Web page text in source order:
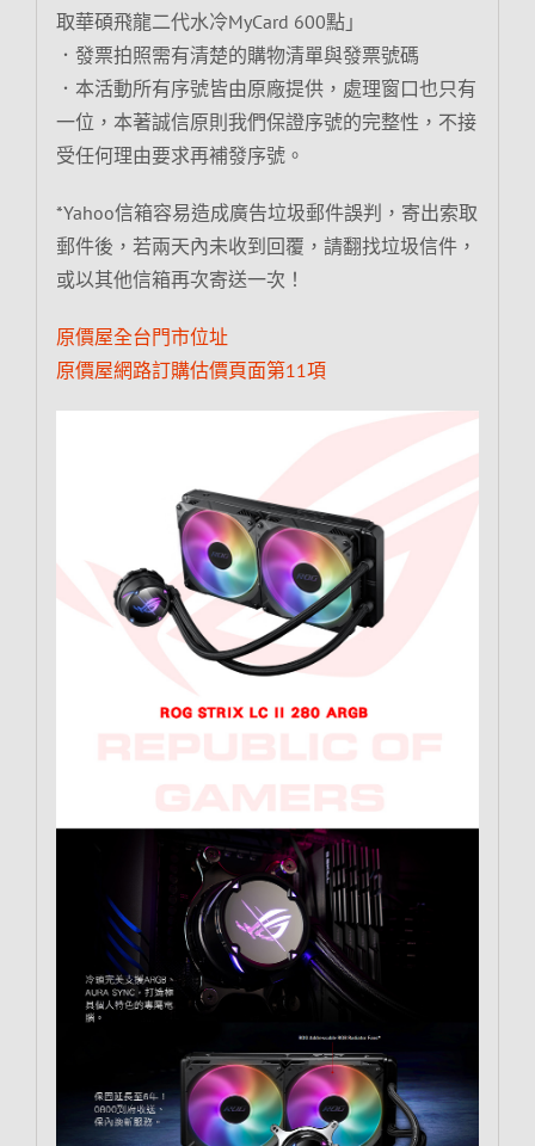
取華碩飛龍二代水冷MyCard 600點」
．發票拍照需有清楚的購物清單與發票號碼
．本活動所有序號皆由原廠提供，處理窗口也只有
一位，本著誠信原則我們保證序號的完整性，不接
受任何理由要求再補發序號。
*Yahoo信箱容易造成廣告垃圾郵件誤判，寄出索取
郵件後，若兩天內未收到回覆，請翻找垃圾信件，
或以其他信箱再次寄送一次！
原價屋全台門市位址
原價屋網路訂購估價頁面第11項